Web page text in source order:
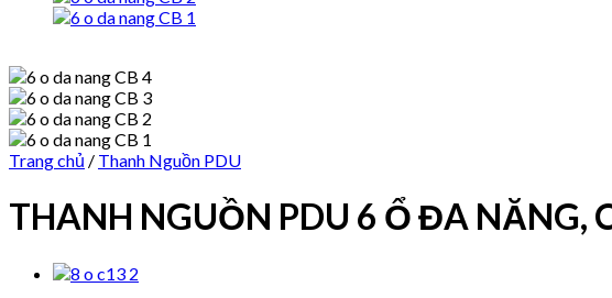
Trang chủ / Thanh Nguồn PDU
THANH NGUỒN PDU 6 Ổ ĐA NĂNG,